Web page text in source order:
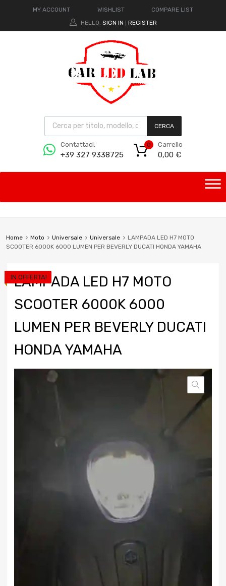
MY ACCOUNT WISHLIST
COMPARE LIST
HELLO. SIGN IN REGISTER
CERCA
Contattaci:
+39 327 9338725
Carrello
0,00 €
0
Home Moto Universale Universale
LAMPADA LED H7 MOTO
SCOOTER 6000K 6000 LUMEN PER BEVERLY DUCATI HONDA YAMAHA
LAMPADA LED H7 MOTO
SCOOTER 6000K 6000
LUMEN PER BEVERLY DUCATI
HONDA YAMAHA
IN OFFERTA!